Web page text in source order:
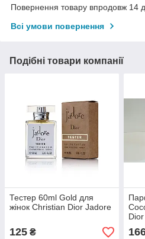
Повернення товару впродовж 14
Всі умови повернення
Подібні товари компанії
Тестер 60ml Gold для
жінок Christian Dior Jadore
125 ₴